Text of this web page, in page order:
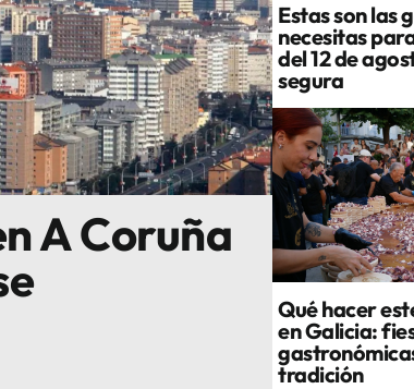
A Coruña
Estas son las
necesitas
del 12 de
segura
Qué hacer
en Galicia:
tradición